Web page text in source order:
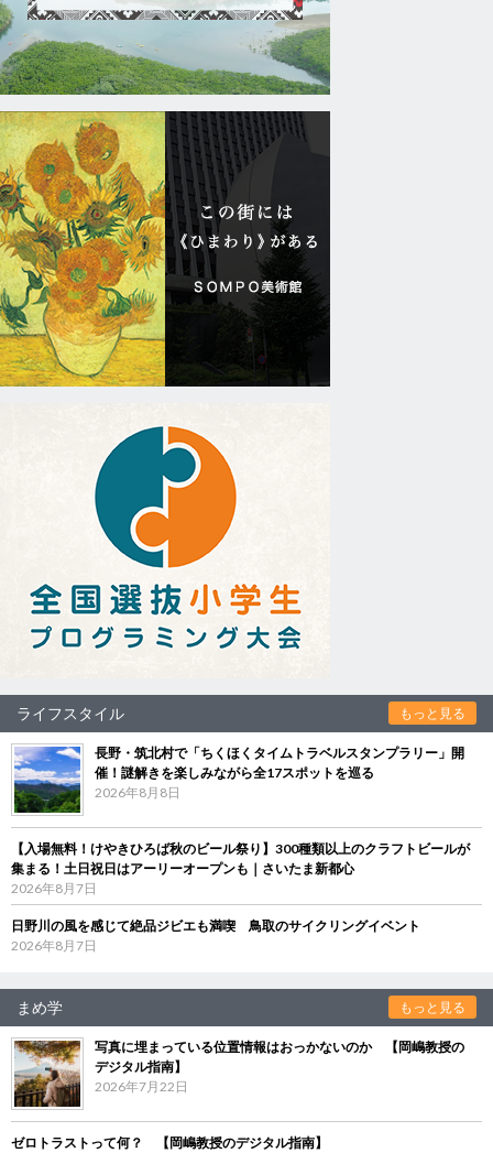
ライフスタイル もっと見る
長野・筑北村で「ちくほくタイムトラベルスタンプラリー」開
催！謎解きを楽しみながら全17スポットを巡る
2026年8月8日
【入場無料！けやきひろば秋のビール祭り】300種類以上のクラフトビールが
集まる！土日祝日はアーリーオープンも｜さいたま新都心
2026年8月7日
日野川の風を感じて絶品ジビエも満喫 鳥取のサイクリングイベント
2026年8月7日
まめ学 もっと見る
写真に埋まっている位置情報はおっかないのか 【岡嶋教授の
デジタル指南】
2026年7月22日
ゼロトラストって何？ 【岡嶋教授のデジタル指南】